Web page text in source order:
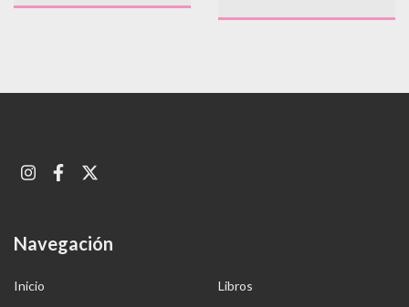
Navegación
Inicio Libros